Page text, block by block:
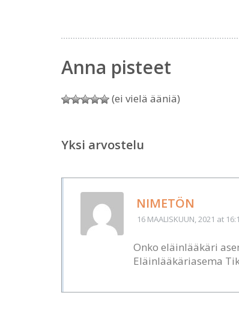
Anna pisteet
(ei vielä ääniä)
Yksi arvostelu
NIMETÖN
16 MAALISKUUN, 2021 at
Onko eläinlääkäri
Eläinlääkäriasema